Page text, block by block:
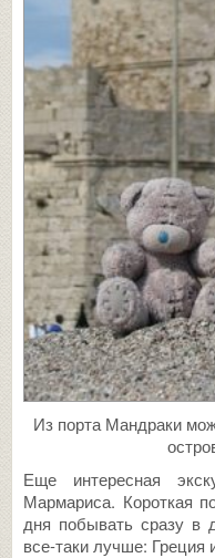
Из порта Мандраки
Еще интересная
Мармариса. Короткая
дня побывать сразу в
все-таки лучше: Греция